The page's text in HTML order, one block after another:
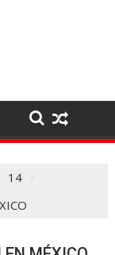
14